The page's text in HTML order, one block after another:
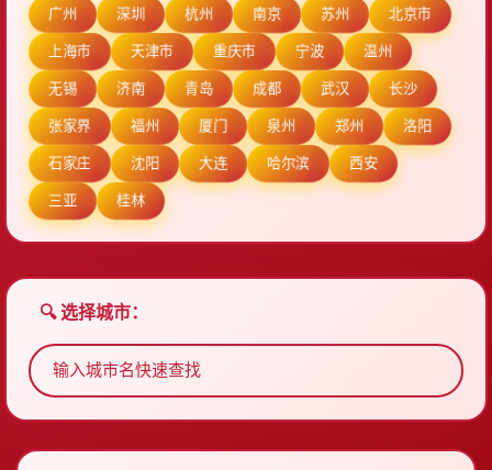
广州 深圳 杭州 南京 苏州 北京市
上海市 天津市 重庆市 宁波 温州
无锡 济南 青岛 成都 武汉 长沙
张家界 福州 厦门 泉州 郑州 洛阳
石家庄 沈阳 大连 哈尔滨 西安
三亚 桂林
🔍 选择城市：